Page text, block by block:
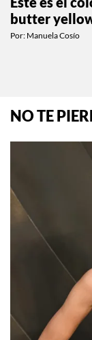
butter
Por: Manuela Cosío
NO TE